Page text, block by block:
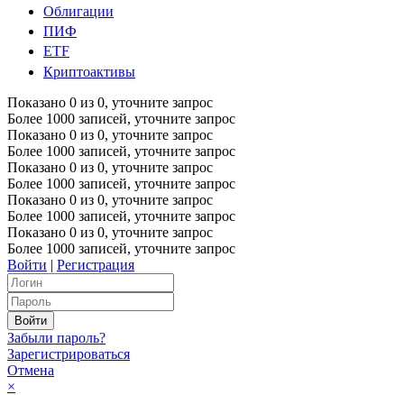
Облигации
ПИФ
ETF
Криптоактивы
Показано 0 из 0, уточните запрос
Более 1000 записей, уточните запрос
Показано 0 из 0, уточните запрос
Более 1000 записей, уточните запрос
Показано 0 из 0, уточните запрос
Более 1000 записей, уточните запрос
Показано 0 из 0, уточните запрос
Более 1000 записей, уточните запрос
Показано 0 из 0, уточните запрос
Более 1000 записей, уточните запрос
Войти | Регистрация
Забыли пароль?
Зарегистрироваться
Отмена
×